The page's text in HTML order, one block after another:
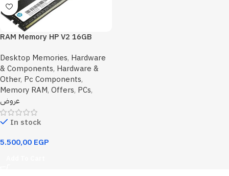
RAM Memory HP V2 16GB
Desktop Memories, Hardware
& Components, Hardware &
Other, Pc Components,
Memory RAM, Offers, PCs,
عروض
In stock
5.500,00 EGP